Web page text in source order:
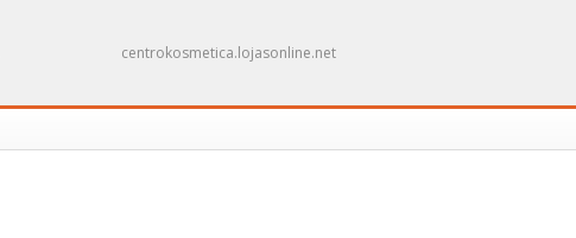
centrokosmetica.lojasonline.net